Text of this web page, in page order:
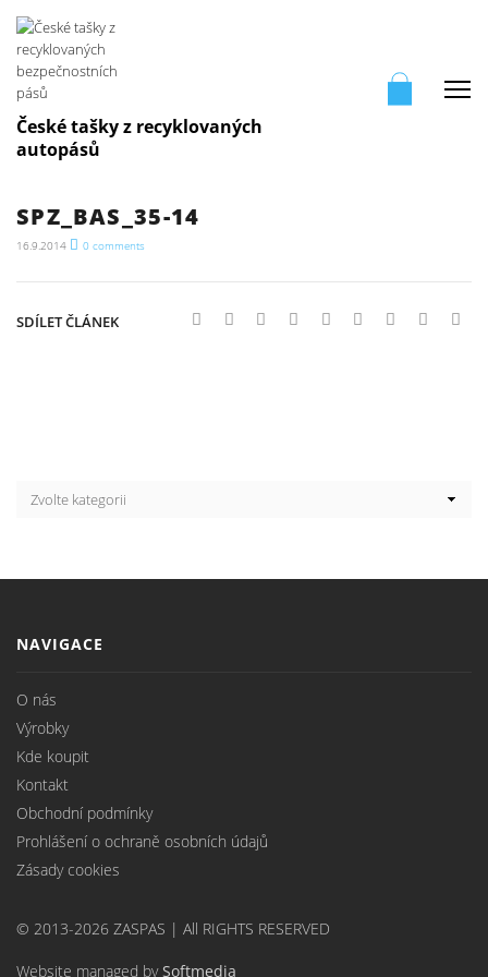
České tašky z recyklovaných
autopásů
SPZ_BAS_35-14
16.9.2014 0 comments
SDÍLET ČLÁNEK
NAVIGACE
O nás
Výrobky
Kde koupit
Kontakt
Obchodní podmínky
Prohlášení o ochraně osobních údajů
Zásady cookies
© 2013-2026 ZASPAS | All RIGHTS RESERVED
Website managed bySoftmedia